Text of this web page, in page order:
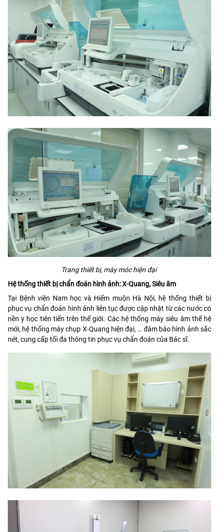
Trang thiết bị, máy móc hiện đại
Hệ thống thiết bị chẩn đoán hình ảnh: X-Quang, Siêu âm
Tại Bệnh viện Nam học và Hiếm muộn Hà Nội, hệ thống thiết bị
phục vụ chẩn đoán hình ảnh liên tục được cập nhật từ các nước có
nền y học tiên tiến trên thế giới. Các hệ thống máy siêu âm thế hệ
mới, hệ thống máy chụp X-Quang hiện đại, … đảm bảo hình ảnh sắc
nét, cung cấp tối đa thông tin phục vụ chẩn đoán của Bác sĩ.